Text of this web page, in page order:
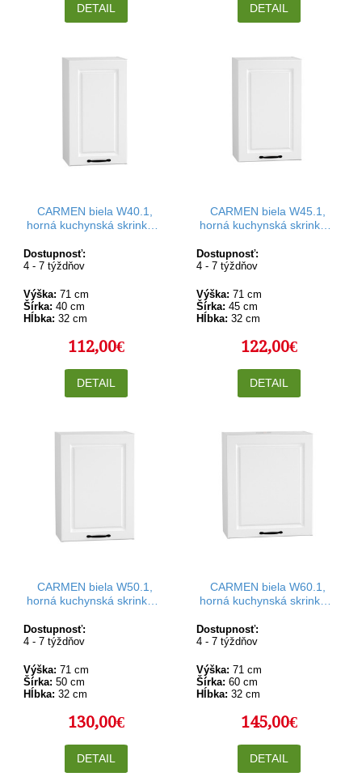
DETAIL DETAIL
CARMEN biela W40.1,
horná kuchynská skrinka v
Dostupnosť:
4 - 7 týždňov
Výška: 71 cm
Šírka: 40 cm
Hĺbka: 32 cm
112,00€
DETAIL
CARMEN biela W45.1,
horná kuchynská skrinka v
Dostupnosť:
4 - 7 týždňov
Výška: 71 cm
Šírka: 45 cm
Hĺbka: 32 cm
122,00€
DETAIL
CARMEN biela W50.1,
horná kuchynská skrinka v
Dostupnosť:
4 - 7 týždňov
Výška: 71 cm
Šírka: 50 cm
Hĺbka: 32 cm
130,00€
DETAIL
CARMEN biela W60.1,
horná kuchynská skrinka v
Dostupnosť:
4 - 7 týždňov
Výška: 71 cm
Šírka: 60 cm
Hĺbka: 32 cm
145,00€
DETAIL